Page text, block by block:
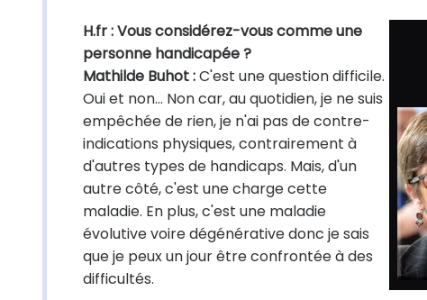
H.fr : Vous considérez-vous comme une
personne handicapée ?
Mathilde Buhot :C'est une question difficile.
Oui et non... Non car, au quotidien, je ne suis
empêchée de rien, je n'ai pas de contre-
indications physiques, contrairement à
d'autres types de handicaps. Mais, d'un
autre côté, c'est une charge cette
maladie. En plus, c'est une maladie
évolutive voire dégénérative donc je sais
que je peux un jour être confrontée à des
difficultés.